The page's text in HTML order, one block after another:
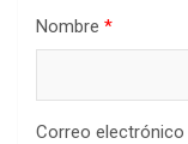
Nombre *
Correo electrónico